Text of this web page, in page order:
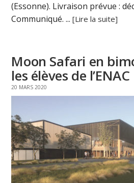
(Essonne). Livraison prévue :
Communiqué. ...[Lire la suite]
Moon Safari en
les élèves de l’ENAC
20 MARS 2020